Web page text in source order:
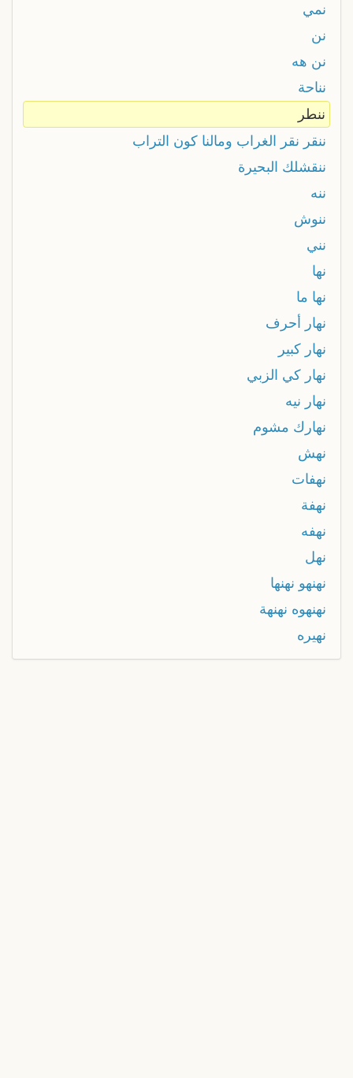
نمي
نن
نن هه
نناحة
ننطر
ننقر نقر الغراب ومالنا كون التراب
ننقشلك البحيرة
ننه
ننوش
نني
نها
نها ما
نهار أحرف
نهار كبير
نهار كي الزبي
نهار نيه
نهارك مشوم
نهش
نهفات
نهفة
نهفه
نهل
نهنهو نهنها
نهنهوه نهنهة
نهيره